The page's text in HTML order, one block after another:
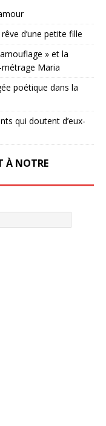
d’une petite fille
» et la
Maria
poétique dans la
qui doutent d’eux-
À NOTRE